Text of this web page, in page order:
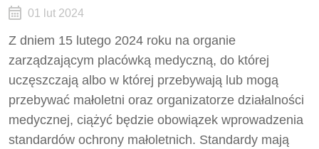
01 lut 2024
Z dniem 15 lutego 2024 roku na organie
zarządzającym placówką medyczną, do której
uczęszczają albo w której przebywają lub mogą
przebywać małoletni oraz organizatorze działalności
medycznej, ciążyć będzie obowiązek wprowadzenia
standardów ochrony małoletnich. Standardy mają